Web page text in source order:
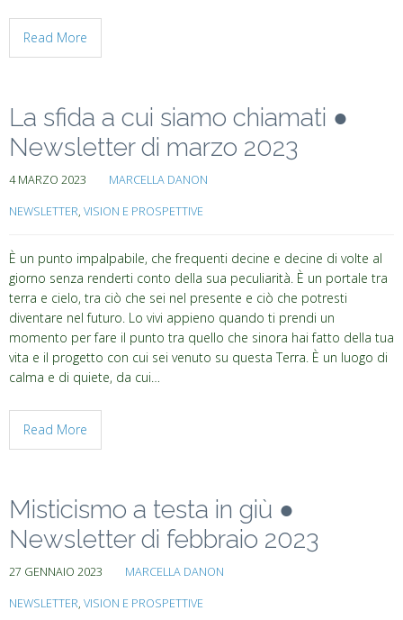
Read More
La sfida a cui siamo chiamati ●
Newsletter di marzo 2023
4 MARZO 2023 MARCELLA DANON
NEWSLETTER, VISION E PROSPETTIVE
È un punto impalpabile, che frequenti decine e decine di volte al
giorno senza renderti conto della sua peculiarità. È un portale tra
terra e cielo, tra ciò che sei nel presente e ciò che potresti
diventare nel futuro. Lo vivi appieno quando ti prendi un
momento per fare il punto tra quello che sinora hai fatto della tua
vita e il progetto con cui sei venuto su questa Terra. È un luogo di
calma e di quiete, da cui…
Read More
Misticismo a testa in giù ●
Newsletter di febbraio 2023
27 GENNAIO 2023 MARCELLA DANON
NEWSLETTER, VISION E PROSPETTIVE